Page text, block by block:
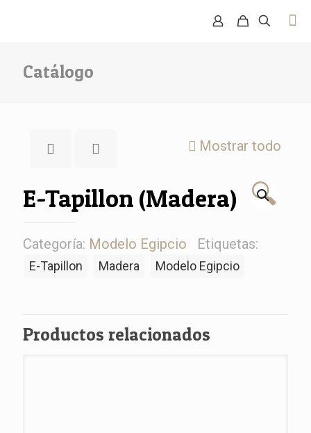
Catálogo
Mostrar todo
🔍
E-Tapillon (Madera)
Categoría: Modelo Egipcio Etiquetas:
E-Tapillon Madera Modelo Egipcio
Productos relacionados